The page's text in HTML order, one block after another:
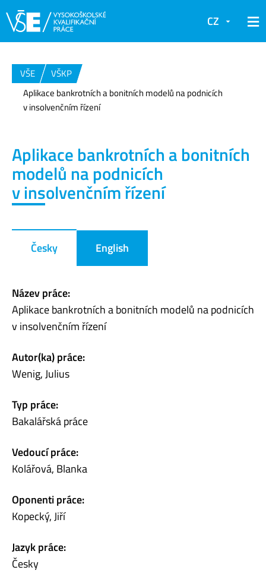
CZ
VŠE
VŠKP
Aplikace bankrotních a bonitních modelů na podnicích
v insolvenčním řízení
Aplikace bankrotních a bonitních
modelů na podnicích
v insolvenčním řízení
Česky English
Název práce:
Aplikace bankrotních a bonitních modelů na podnicích
v insolvenčním řízení
Autor(ka) práce:
Wenig, Julius
Typ práce:
Bakalářská práce
Vedoucí práce:
Kolářová, Blanka
Oponenti práce:
Kopecký, Jiří
Jazyk práce:
Česky